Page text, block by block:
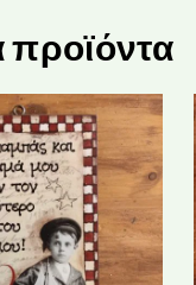
προϊόντα